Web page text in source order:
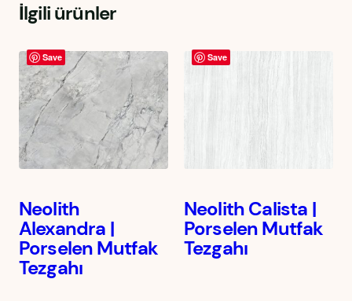
İlgili ürünler
Save
Neolith
Alexandra |
Porselen Mutfak
Tezgahı
Save
Neolith Calista |
Porselen Mutfak
Tezgahı